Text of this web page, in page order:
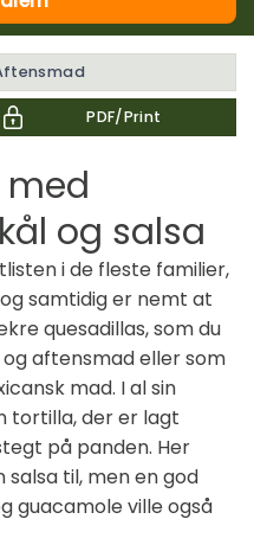
PDF/Print
med
og salsa
i de fleste familier,
samtidig er nemt at
quesadillas, som du
aftensmad eller som
mad. I al sin
tortilla, der er lagt
på panden. Her
salsa til, men en god
guacamole ville også